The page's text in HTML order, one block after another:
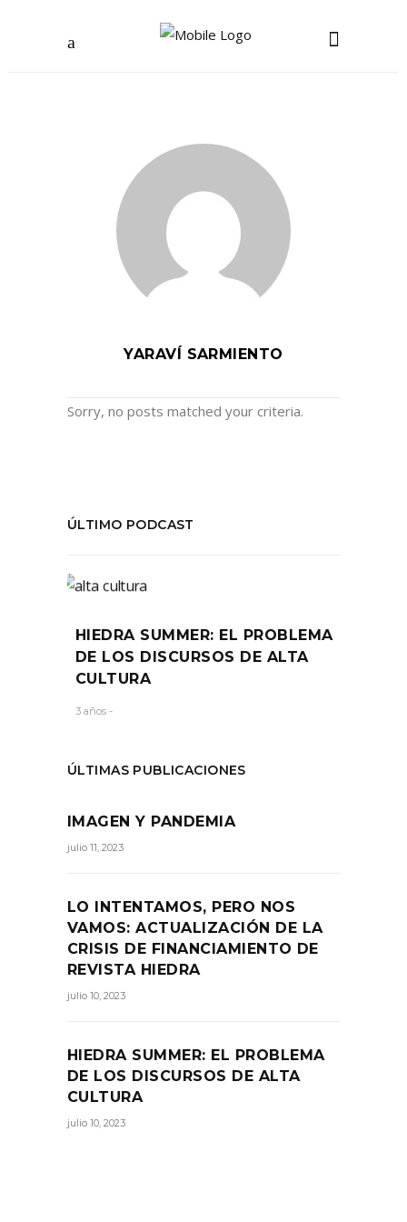
YARAVÍ SARMIENTO
Sorry, no posts matched your criteria.
ÚLTIMO PODCAST
HIEDRA SUMMER: EL PROBLEMA
DE LOS DISCURSOS DE ALTA
CULTURA
3 años -
ÚLTIMAS PUBLICACIONES
IMAGEN Y PANDEMIA
julio 11, 2023
LO INTENTAMOS, PERO NOS
VAMOS: ACTUALIZACIÓN DE LA
CRISIS DE FINANCIAMIENTO DE
REVISTA HIEDRA
julio 10, 2023
HIEDRA SUMMER: EL PROBLEMA
DE LOS DISCURSOS DE ALTA
CULTURA
julio 10, 2023